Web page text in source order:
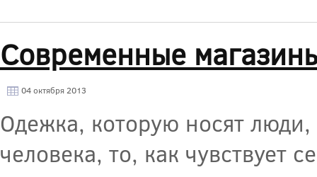
Современные
04 октября 2013
Одежка, которую носят люди,
человека, то, как чувствует